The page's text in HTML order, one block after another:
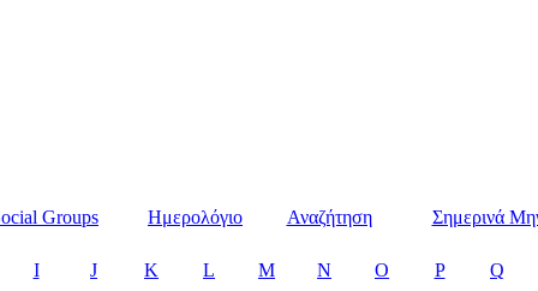
Groups Ημερολόγιο Αναζήτηση Σημερινά
I J K L M N O P Q